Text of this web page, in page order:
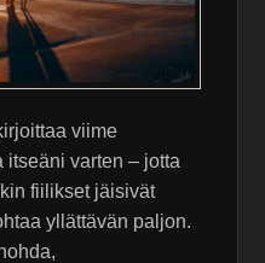
viime
itseäni varten – jotta
fiilikset jäisivät
yllättävän paljon.